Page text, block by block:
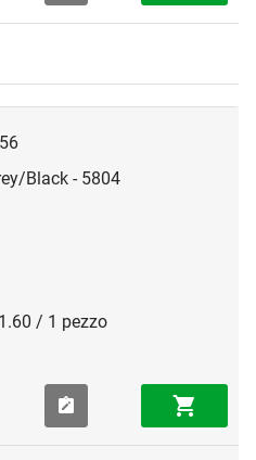
Black - 5804
/ 1 pezzo